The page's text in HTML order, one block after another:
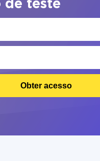
de teste
Obter acesso